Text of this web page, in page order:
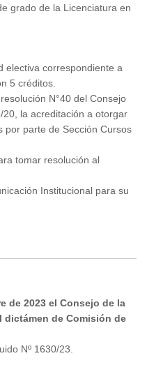
grado de la Licenciatura en
electiva correspondiente a
5 créditos.
N°40 del Consejo
la acreditación a otorgar
por parte de Sección Cursos
tomar resolución al
Institucional para su
de 2023 el Consejo de la
de Comisión de
Nº 1630/23.